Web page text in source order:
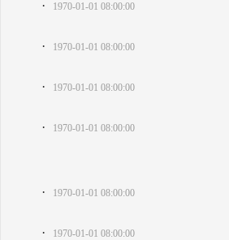
· 1970-01-01 08:00:00
· 1970-01-01 08:00:00
· 1970-01-01 08:00:00
· 1970-01-01 08:00:00
· 1970-01-01 08:00:00
· 1970-01-01 08:00:00